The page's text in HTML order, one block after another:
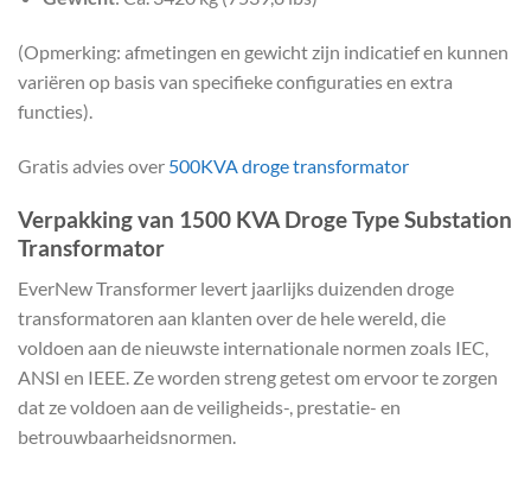
(Opmerking: afmetingen en gewicht zijn indicatief en kunnen
variëren op basis van specifieke configuraties en extra
functies).
Gratis advies over 500KVA droge transformator
Verpakking van 1500 KVA Droge Type Substation
Transformator
EverNew Transformer levert jaarlijks duizenden droge
transformatoren aan klanten over de hele wereld, die
voldoen aan de nieuwste internationale normen zoals IEC,
ANSI en IEEE. Ze worden streng getest om ervoor te zorgen
dat ze voldoen aan de veiligheids-, prestatie- en
betrouwbaarheidsnormen.